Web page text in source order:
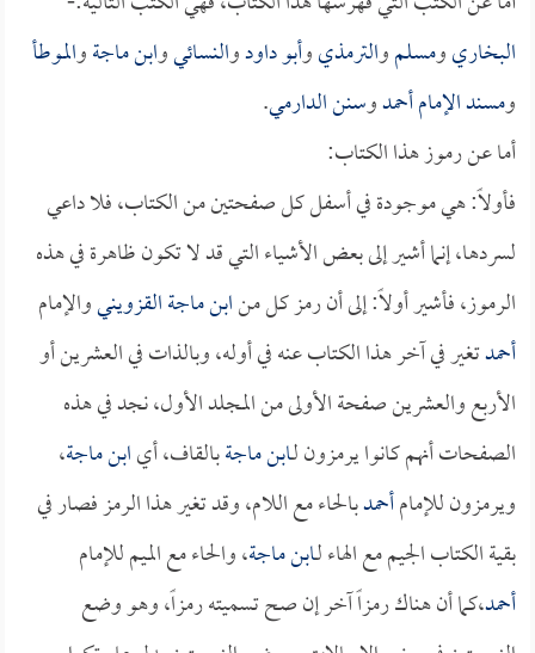
البخاريومسلموالترمذيوأبو داودوالنسائيوابن ماجةوالموطأ
ومسند الإمام أحمدوسنن الدارمي.
أما عن رموز هذا الكتاب:
فأولاً: هي موجودة في أسفل كل صفحتين من الكتاب، فلا داعي
لسردها، إنما أشير إلى بعض الأشياء التي قد لا تكون ظاهرة في هذه
الرموز، فأشير أولاً: إلى أن رمز كل منابن ماجة القزوينيوالإمام
أحمدتغير في آخر هذا الكتاب عنه في أوله، وبالذات في العشرين أو
الأربع والعشرين صفحة الأولى من المجلد الأول، نجد في هذه
الصفحات أنهم كانوا يرمزون لـابن ماجةبالقاف، أيابن ماجة،
ويرمزون للإمامأحمدبالحاء مع اللام، وقد تغير هذا الرمز فصار في
بقية الكتاب الجيم مع الهاء لـابن ماجة، والحاء مع الميم للإمام
أحمد،كما أن هناك رمزاً آخر إن صح تسميته رمزاً، وهو وضع